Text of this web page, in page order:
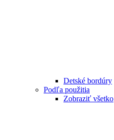
Detské bordúry
Podľa použitia
Zobraziť všetko